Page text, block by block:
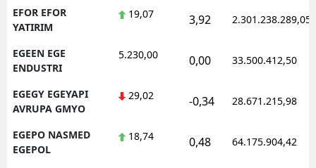
EFOR EFOR
YATIRIM
19,07 3,92 2.301.238.289,05
EGEEN EGE
ENDUSTRI
5.230,00 0,00 33.500.412,50
EGEGY EGEYAPI
AVRUPA GMYO
29,02 -0,34 28.671.215,98
EGEPO NASMED
EGEPOL
18,74 0,48 64.175.904,42